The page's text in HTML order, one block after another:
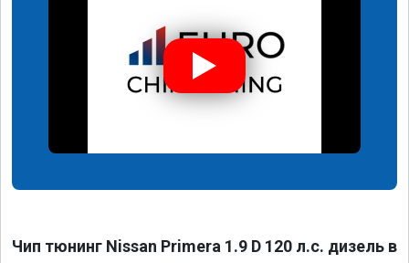
Чип тюнинг Nissan Primera 1.9 D 120 л.с. дизель в